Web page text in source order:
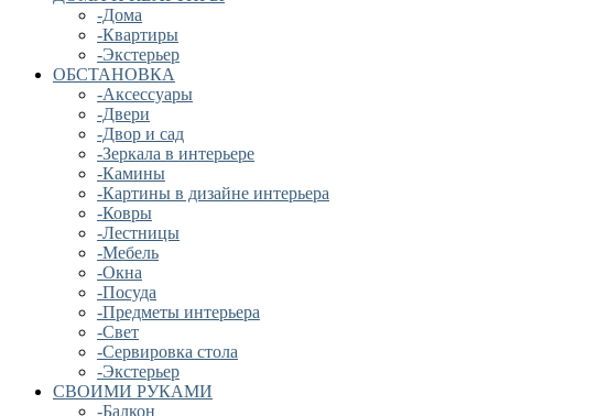
-Дома
-Квартиры
-Экстерьер
ОБСТАНОВКА
-Аксессуары
-Двери
-Двор и сад
-Зеркала в интерьере
-Камины
-Картины в дизайне интерьера
-Ковры
-Лестницы
-Мебель
-Окна
-Посуда
-Предметы интерьера
-Свет
-Сервировка стола
-Экстерьер
СВОИМИ РУКАМИ
-Балкон